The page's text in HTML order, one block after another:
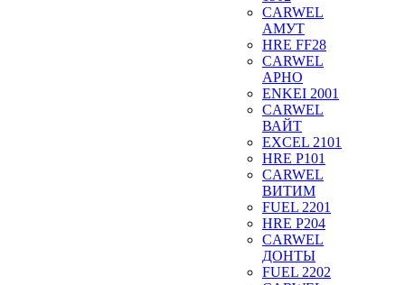
CARWEL
АМУТ
HRE FF28
CARWEL
АРНО
ENKEI 2001
CARWEL
ВАЙТ
EXCEL 2101
HRE P101
CARWEL
ВИТИМ
FUEL 2201
HRE P204
CARWEL
ДОНТЫ
FUEL 2202